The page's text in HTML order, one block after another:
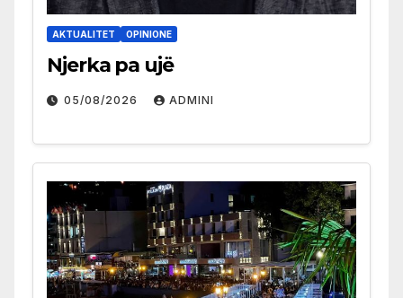
AKTUALITET OPINIONE
Njerka pa ujë
05/08/2026 ADMINI